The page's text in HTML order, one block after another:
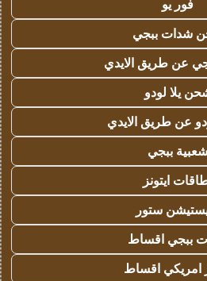
فور يو
شدات ببجي
عن طريق الايدي
يلا لودو
عن طريق الايدي
شعبية ببجي
ايتونز
ستور
ببجي اقساط
امريكي اقساط